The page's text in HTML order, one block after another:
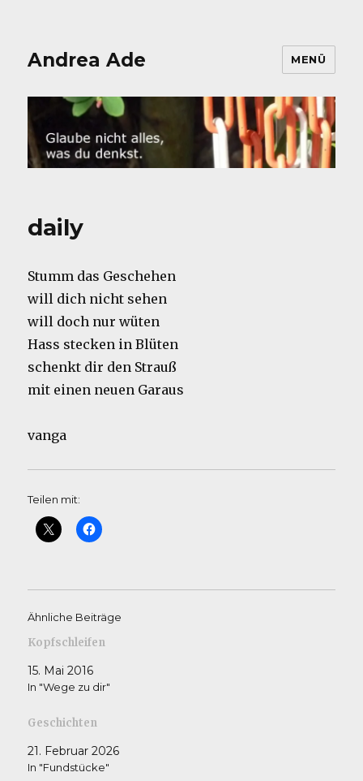
Andrea Ade MENÜ
daily
Stumm das Geschehen
will dich nicht sehen
will doch nur wüten
Hass stecken in Blüten
schenkt dir den Strauß
mit einen neuen Garaus
vanga
Teilen mit:
Ähnliche Beiträge
Kopfschleifen
15. Mai 2016
In "Wege zu dir"
Geschichten
21. Februar 2026
In "Fundstücke"